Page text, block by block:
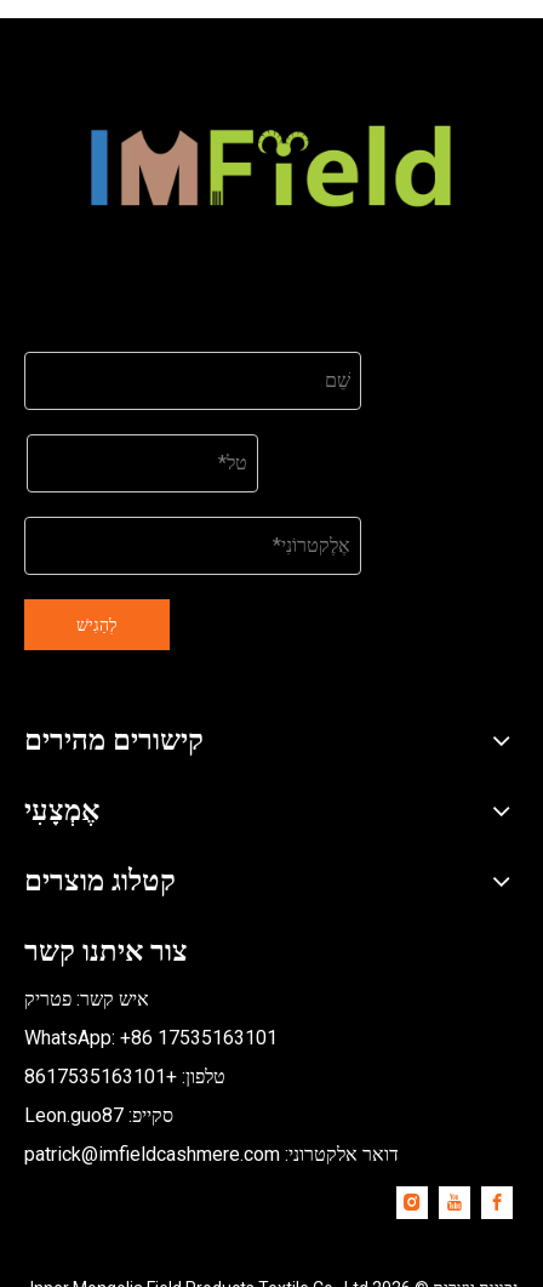
לְהַגִישׁ
קישורים מהירים
אֶמְצָעִי
קטלוג מוצרים
צור איתנו קשר
איש קשר: פטריק
WhatsApp: +86 17535163101
טלפון: +8617535163101
סקייפ: Leon.guo87
דואר אלקטרוני: patrick@imfieldcashmere.com